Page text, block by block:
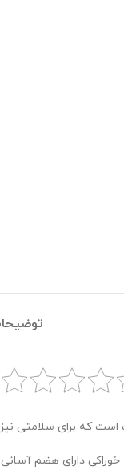
است که برای سلامتی
دارای هضم آسانی